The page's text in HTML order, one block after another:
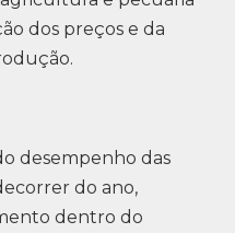
dos preços e da
desempenho das
do ano,
dentro do